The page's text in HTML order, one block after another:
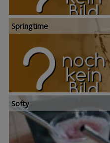
Springtime
Softy